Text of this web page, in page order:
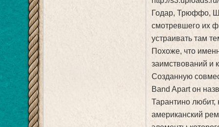
Годар, Трюффо,
смотревшего их
устраивать там
Похоже, что
заимствований и
Созданную
Band Apart он
Тарантино
американский